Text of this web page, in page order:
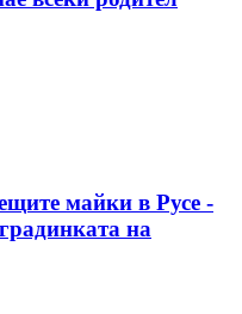
майки в Русе -
на